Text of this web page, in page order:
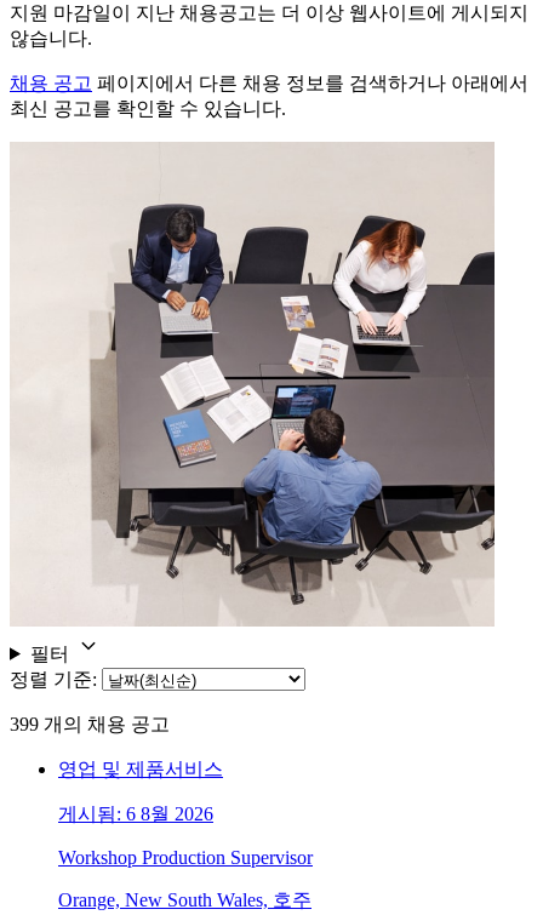
지원 마감일이 지난 채용공고는 더 이상 웹사이트에 게시되지
않습니다.
채용 공고 페이지에서 다른 채용 정보를 검색하거나 아래에서
최신 공고를 확인할 수 있습니다.
필터
정렬 기준:
399 개의 채용 공고
영업 및 제품서비스
게시됨: 6 8월 2026
Workshop Production Supervisor
Orange, New South Wales, 호주